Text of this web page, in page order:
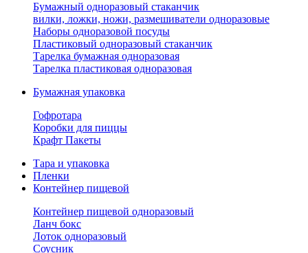
Бумажный одноразовый стаканчик
вилки, ложки, ножи, размешиватели одноразовые
Наборы одноразовой посуды
Пластиковый одноразовый стаканчик
Тарелка бумажная одноразовая
Тарелка пластиковая одноразовая
Бумажная упаковка
Гофротара
Коробки для пиццы
Крафт Пакеты
Тара и упаковка
Пленки
Контейнер пищевой
Контейнер пищевой одноразовый
Ланч бокс
Лоток одноразовый
Соусник